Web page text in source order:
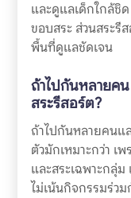
และดูแลเด็กใกล้ชิ
ขอบสระ ส่วนสระรี
พื้นที่ดูแลชัดเจน
ถ้าไปกันหลายคน
สระรีสอร์ต?
ถ้าไปกันหลายคนแล
ตัวมักเหมาะกว่า เ
และสระเฉพาะกลุ่
ไม่เน้นกิจกรรมร่ว